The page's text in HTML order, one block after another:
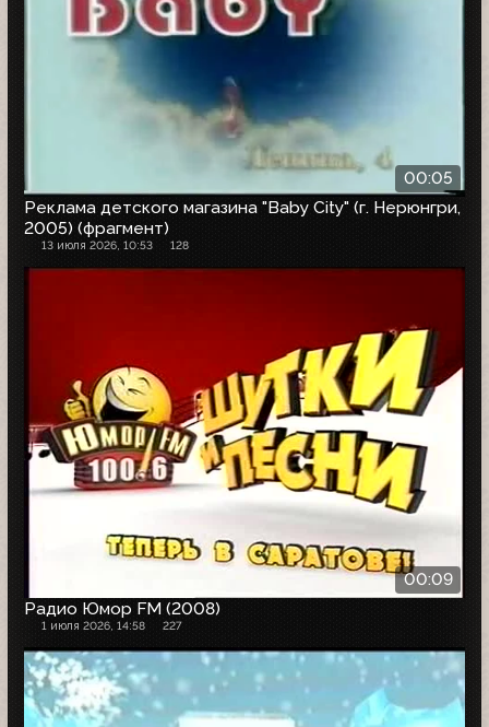
00:05
Реклама детского магазина "Baby City" (г. Нерюнгри,
2005) (фрагмент)
13 июля 2026, 10:53 128
00:09
Радио Юмор FM (2008)
1 июля 2026, 14:58 227